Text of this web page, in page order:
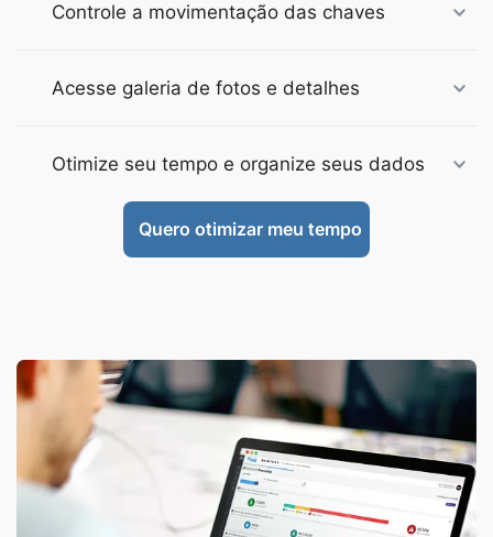
Controle a movimentação das chaves
Acesse galeria de fotos e detalhes
Otimize seu tempo e organize seus dados
Quero otimizar meu tempo